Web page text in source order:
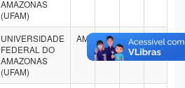
AMAZONAS
(UFAM)
UNIVERSIDADE
FEDERAL DO
AMAZONAS
(UFAM)
AM 3 - - -